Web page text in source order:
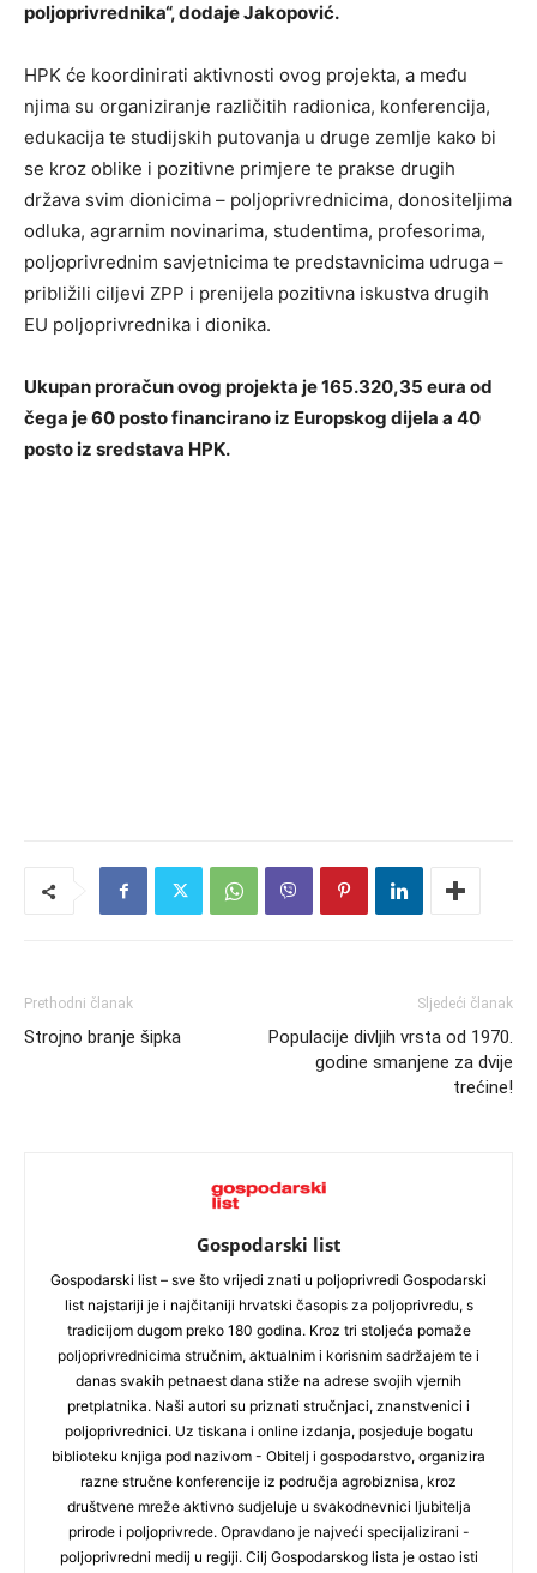
poljoprivrednika“, dodaje Jakopović.
HPK će koordinirati aktivnosti ovog projekta, a među
njima su organiziranje različitih radionica, konferencija,
edukacija te studijskih putovanja u druge zemlje kako bi
se kroz oblike i pozitivne primjere te prakse drugih
država svim dionicima – poljoprivrednicima, donositeljima
odluka, agrarnim novinarima, studentima, profesorima,
poljoprivrednim savjetnicima te predstavnicima udruga –
približili ciljevi ZPP i prenijela pozitivna iskustva drugih
EU poljoprivrednika i dionika.
Ukupan proračun ovog projekta je 165.320,35 eura od
čega je 60 posto financirano iz Europskog dijela a 40
posto iz sredstava HPK.
Prethodni članak
Strojno branje šipka
Sljedeći članak
Populacije divljih vrsta od 1970.
godine smanjene za dvije
trećine!
Gospodarski list
Gospodarski list – sve što vrijedi znati u poljoprivredi Gospodarski
list najstariji je i najčitaniji hrvatski časopis za poljoprivredu, s
tradicijom dugom preko 180 godina. Kroz tri stoljeća pomaže
poljoprivrednicima stručnim, aktualnim i korisnim sadržajem te i
danas svakih petnaest dana stiže na adrese svojih vjernih
pretplatnika. Naši autori su priznati stručnjaci, znanstvenici i
poljoprivrednici. Uz tiskana i online izdanja, posjeduje bogatu
biblioteku knjiga pod nazivom - Obitelj i gospodarstvo, organizira
razne stručne konferencije iz područja agrobiznisa, kroz
društvene mreže aktivno sudjeluje u svakodnevnici ljubitelja
prirode i poljoprivrede. Opravdano je najveći specijalizirani -
poljoprivredni medij u regiji. Cilj Gospodarskog lista je ostao isti